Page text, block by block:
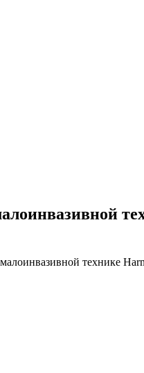
технике